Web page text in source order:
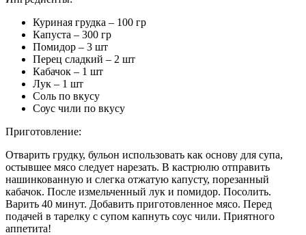
Куриная грудка – 100 гр
Капуста – 300 гр
Помидор – 3 шт
Перец сладкий – 2 шт
Кабачок – 1 шт
Лук – 1 шт
Соль по вкусу
Соус чили по вкусу
Приготовление:
Отварить грудку, бульон использовать как основу для супа,
остывшее мясо следует нарезать. В кастрюлю отправить
нашинкованную и слегка отжатую капусту, порезанный
кабачок. После измельченный лук и помидор. Посолить.
Варить 40 минут. Добавить приготовленное мясо. Перед
подачей в тарелку с супом капнуть соус чили. Приятного
аппетита!